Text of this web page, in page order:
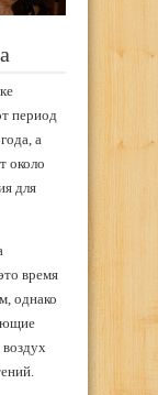
период
а
около
для
время
однако